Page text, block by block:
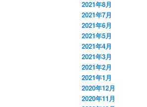
2021年8月
2021年7月
2021年6月
2021年5月
2021年4月
2021年3月
2021年2月
2021年1月
2020年12月
2020年11月